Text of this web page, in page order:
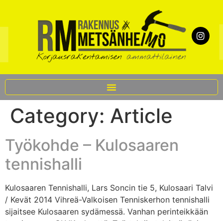
Category: Article
Työkohde – Kulosaaren
tennishalli
Kulosaaren Tennishalli, Lars Soncin tie 5, Kulosaari Talvi
/ Kevät 2014 Vihreä-Valkoisen Tenniskerhon tennishalli
sijaitsee Kulosaaren sydämessä. Vanhan perinteikkään